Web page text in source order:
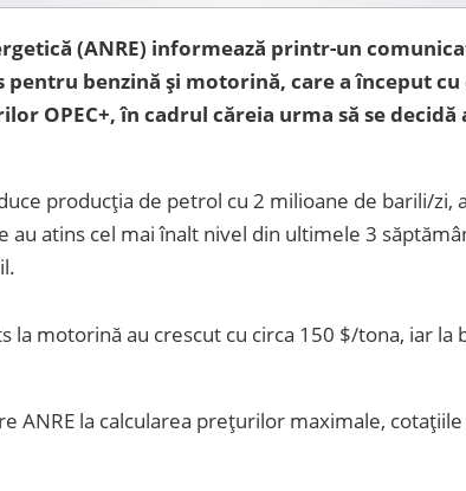
(ANRE) informează printr-un
benzină și motorină, care a început cu
OPEC+, în cadrul căreia urma să se decidă
producția de petrol cu 2 milioane de barili/zi,
atins cel mai înalt nivel din ultimele 3
motorină au crescut cu circa 150 $/tona, iar la
la calcularea prețurilor maximale, cotațiile